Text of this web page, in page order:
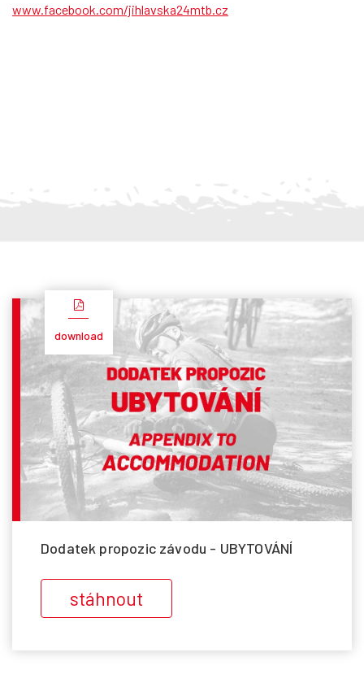
www.facebook.com/jihlavska24mtb.cz
download
Dodatek propozic závodu - UBYTOVÁNÍ
stáhnout